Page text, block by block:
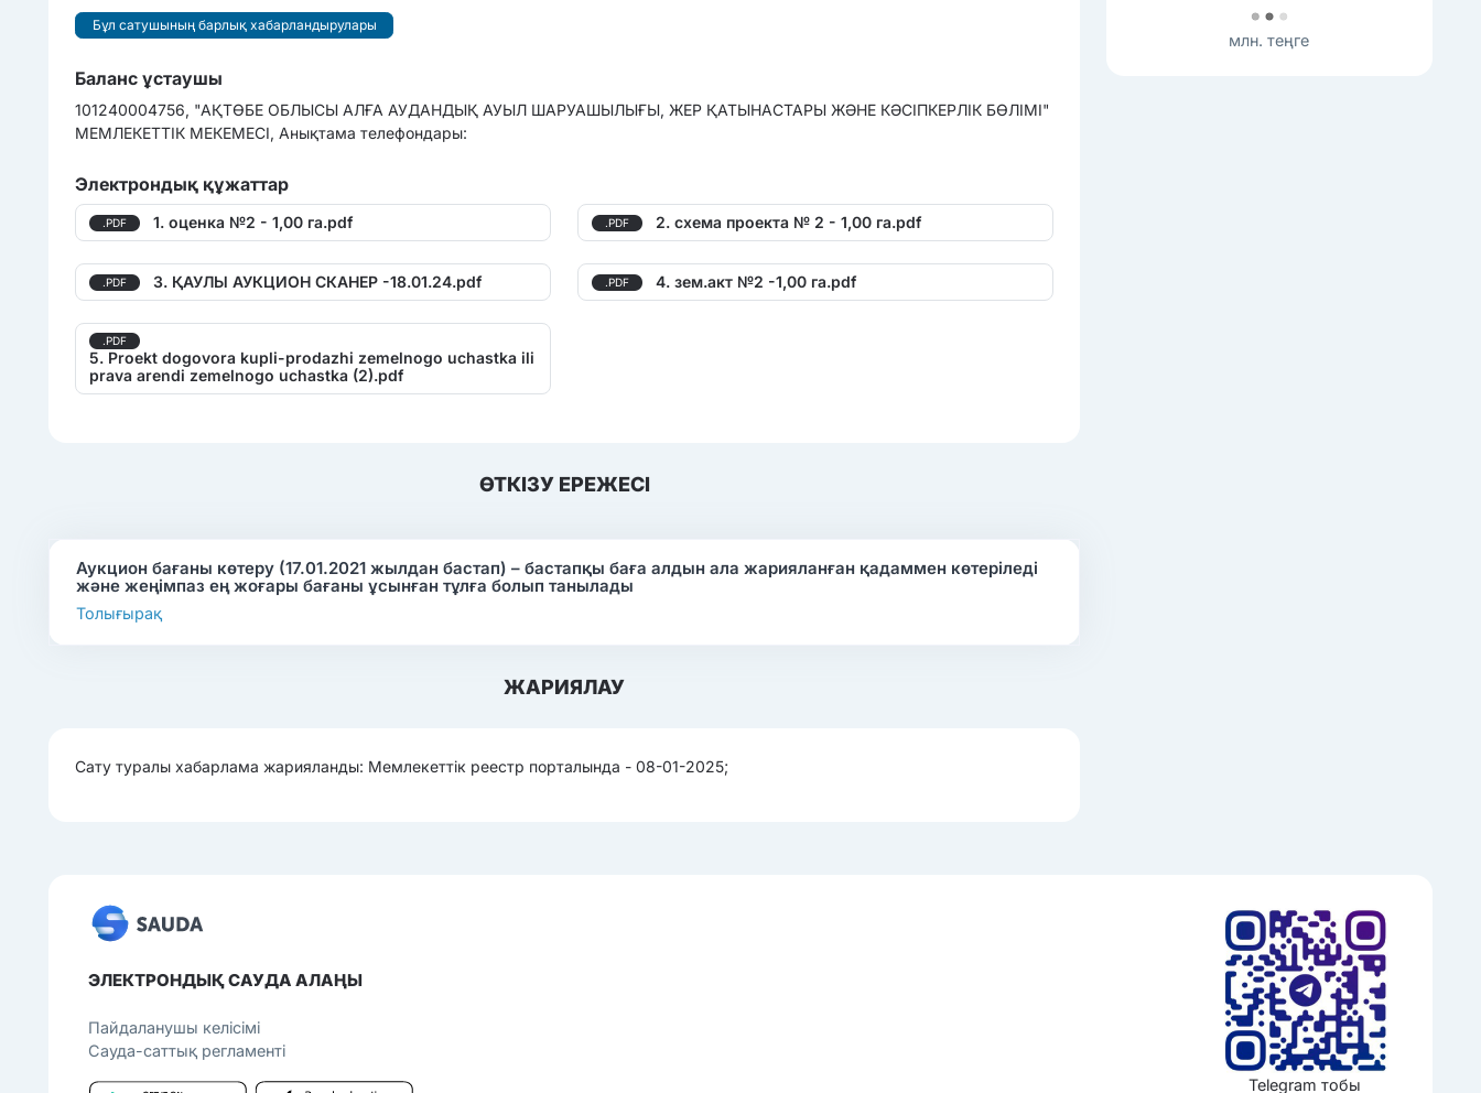
Бұл сатушының барлық хабарландырулары
Баланс ұстаушы
101240004756, "АҚТӨБЕ ОБЛЫСЫ АЛҒА АУДАНДЫҚ АУЫЛ ШАРУАШЫЛЫҒЫ, ЖЕР ҚАТЫНАСТАРЫ ЖӘНЕ КӘСІПКЕРЛІК БӨЛІМІ"
МЕМЛЕКЕТТІК МЕКЕМЕСІ, Анықтама телефондары:
Электрондық құжаттар
.PDF 1. оценка №2 - 1,00 га.pdf .PDF 2. схема проекта № 2 - 1,00 га.pdf
.PDF 3. ҚАУЛЫ АУКЦИОН СКАНЕР -18.01.24.pdf .PDF 4. зем.акт №2 -1,00 га.pdf
.PDF
5. Proekt dogovora kupli-prodazhi zemelnogo uchastka ili
prava arendi zemelnogo uchastka (2).pdf
ӨТКІЗУ ЕРЕЖЕСІ
Аукцион бағаны көтеру (17.01.2021 жылдан бастап) – бастапқы баға алдын ала жарияланған қадаммен көтеріледі
және жеңімпаз ең жоғары бағаны ұсынған тұлға болып танылады
Толығырақ
ЖАРИЯЛАУ
Сату туралы хабарлама жарияланды: Мемлекеттік реестр порталында - 08-01-2025;
млн. теңге
ЭЛЕКТРОНДЫҚ САУДА АЛАҢЫ
Пайдаланушы келісімі
Сауда-саттық регламенті
Telegram тобы